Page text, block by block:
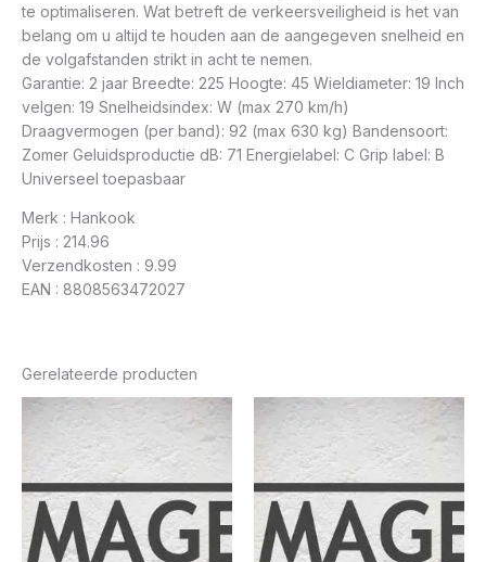
te optimaliseren. Wat betreft de verkeersveiligheid is het van
belang om u altijd te houden aan de aangegeven snelheid en
de volgafstanden strikt in acht te nemen.
Garantie: 2 jaar Breedte: 225 Hoogte: 45 Wieldiameter: 19 Inch
velgen: 19 Snelheidsindex: W (max 270 km/h)
Draagvermogen (per band): 92 (max 630 kg) Bandensoort:
Zomer Geluidsproductie dB: 71 Energielabel: C Grip label: B
Universeel toepasbaar
Merk : Hankook
Prijs : 214.96
Verzendkosten : 9.99
EAN : 8808563472027
Gerelateerde producten